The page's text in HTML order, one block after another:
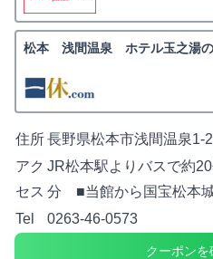
松本 浅間温泉 ホテル玉之湯の
住所長野県松本市浅間温泉1-
アク
セス
JR松本駅よりバスで約
分 ■当館から国宝松本
Tel
0263-46-0573
クーポンを